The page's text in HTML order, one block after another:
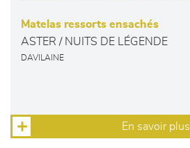
Matelas ressorts ensachés
ASTER / NUITS DE LÉGENDE
DAVILAINE
En savoir plus